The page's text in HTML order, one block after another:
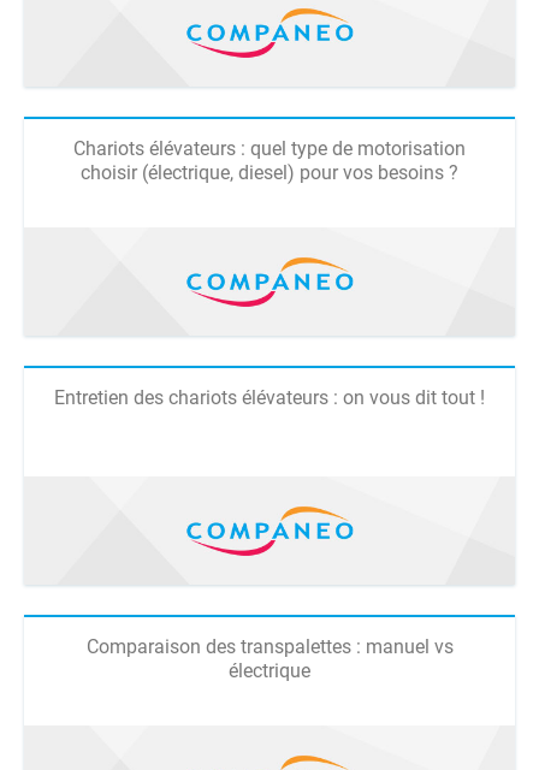
Chariots élévateurs : quel type de motorisation
choisir (électrique, diesel) pour vos besoins ?
Entretien des chariots élévateurs : on vous dit tout !
Comparaison des transpalettes : manuel vs
électrique